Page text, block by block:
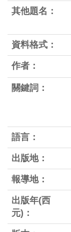
其他題名：
資料格式：
作者：
關鍵詞：
語言：
出版地：
報導地：
出版年(西
元)：